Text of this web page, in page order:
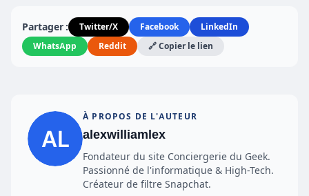
Partager : Twitter/X Facebook
LinkedIn
WhatsApp
Reddit 🔗 Copier le lien
À PROPOS DE L'AUTEUR
alexwilliamlex
Fondateur du site Conciergerie du Geek.
Passionné de l'informatique & High-Tech.
Créateur de filtre Snapchat.